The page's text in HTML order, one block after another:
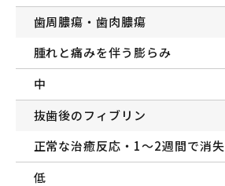
歯周膿瘍・歯肉膿瘍
腫れと痛みを伴う膨らみ
中
抜歯後のフィブリン
正常な治癒反応・1〜2週間で消失
低